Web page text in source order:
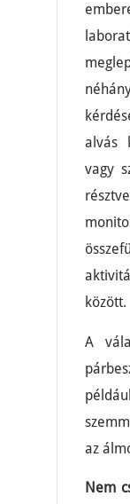
alvás
vagy
között.
A
az
Nem